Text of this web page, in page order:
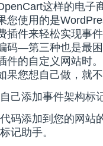
这样的电子
您使用的是
插件来轻松实现事件
码—第三种也是最
件的自定义网站时
果您想自己做，就
己添加事件架构标
码添加到您的网站
记助手。